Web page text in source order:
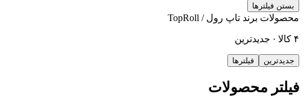
بستن فیلترها
محصولات برند تاپ رول / TopRoll
۴ کالا · جدیدترین
جدیدترین فیلترها
فیلتر محصولات